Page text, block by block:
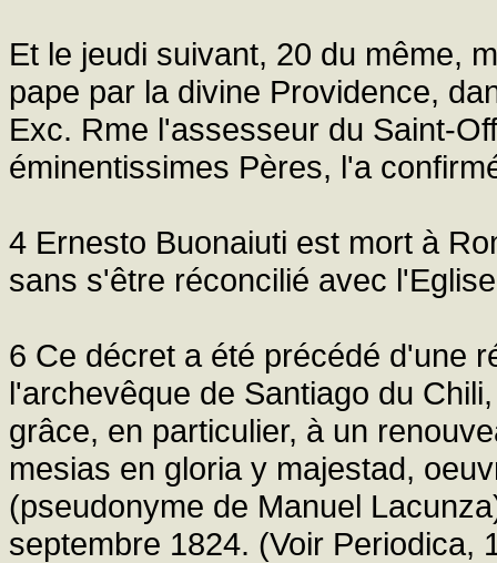
Et le jeudi suivant, 20 du même,
pape par la divine Providence,
Exc. Rme l'assesseur du Saint-
éminentissimes Pères, l'a
4 Ernesto Buonaiuti est mort à
sans s'être réconcilié avec
6 Ce décret a été précédé d'une
l'archevêque de Santiago du
grâce, en particulier, à un
mesias en gloria y majestad,
(pseudonyme de Manuel
septembre 1824. (Voir Periodica,